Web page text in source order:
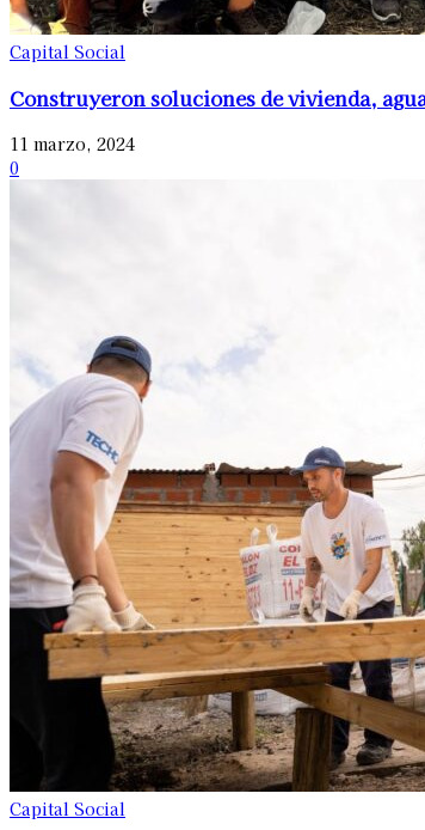
Capital Social
Construyeron soluciones de vivienda,
11 marzo, 2024
0
Capital Social